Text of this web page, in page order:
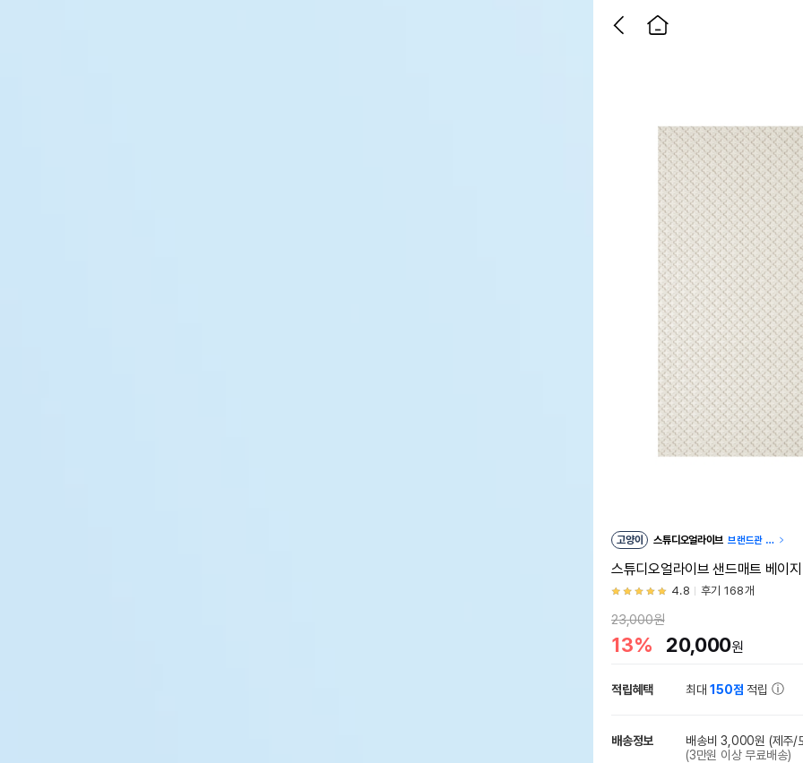
고양이 스튜디오얼라이브 브랜드관 이
스튜디오얼라이브 샌드매트 베이
4.8 후기 168개
23,000원
13% 20,000원
적립혜택 최대150점 적립
배송정보 배송비 3,000원 (제주/
(3만원 이상 무료배송)